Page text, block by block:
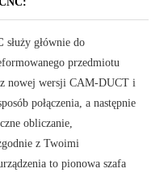
służy głównie do
przedmiotu
z nowej wersji CAM-DUCT i
połączenia, a następnie
obliczanie,
z Twoimi
to pionowa szafa